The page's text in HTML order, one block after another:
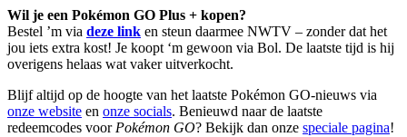
Wil je een Pokémon GO Plus + kopen?
Bestel ’m via deze link en steun daarmee NWTV – zonder dat het
jou iets extra kost! Je koopt ‘m gewoon via Bol. De laatste tijd is hij
overigens helaas wat vaker uitverkocht.
Blijf altijd op de hoogte van het laatste Pokémon GO-nieuws via
onze website en onze socials. Benieuwd naar de laatste
redeemcodes voor Pokémon GO? Bekijk dan onze speciale pagina!